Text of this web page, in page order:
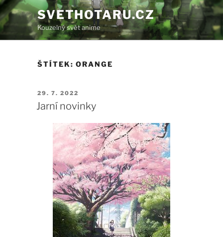
Přejít
k
obsahu
webu
SVETHOTARU.CZ
Kouzelný svět anime
ŠTÍTEK:ORANGE
PUBLIKOVÁNO
29. 7. 2022
Jarní novinky